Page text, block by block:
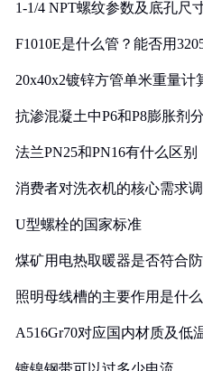
1-1/4 NPT螺纹参数及底孔尺
F1010E是什么管？能否用
20x40x2镀锌方管单米重量计
抗渗混凝土中P6和P8膨胀剂
法兰PN25和PN16有什么区别
消费者对洗衣机的核心需求
U型螺栓的国家标准
煤矿用电热取暖器是否符合
照明母线槽的主要作用是什么
A516Gr70对应国内材质及低